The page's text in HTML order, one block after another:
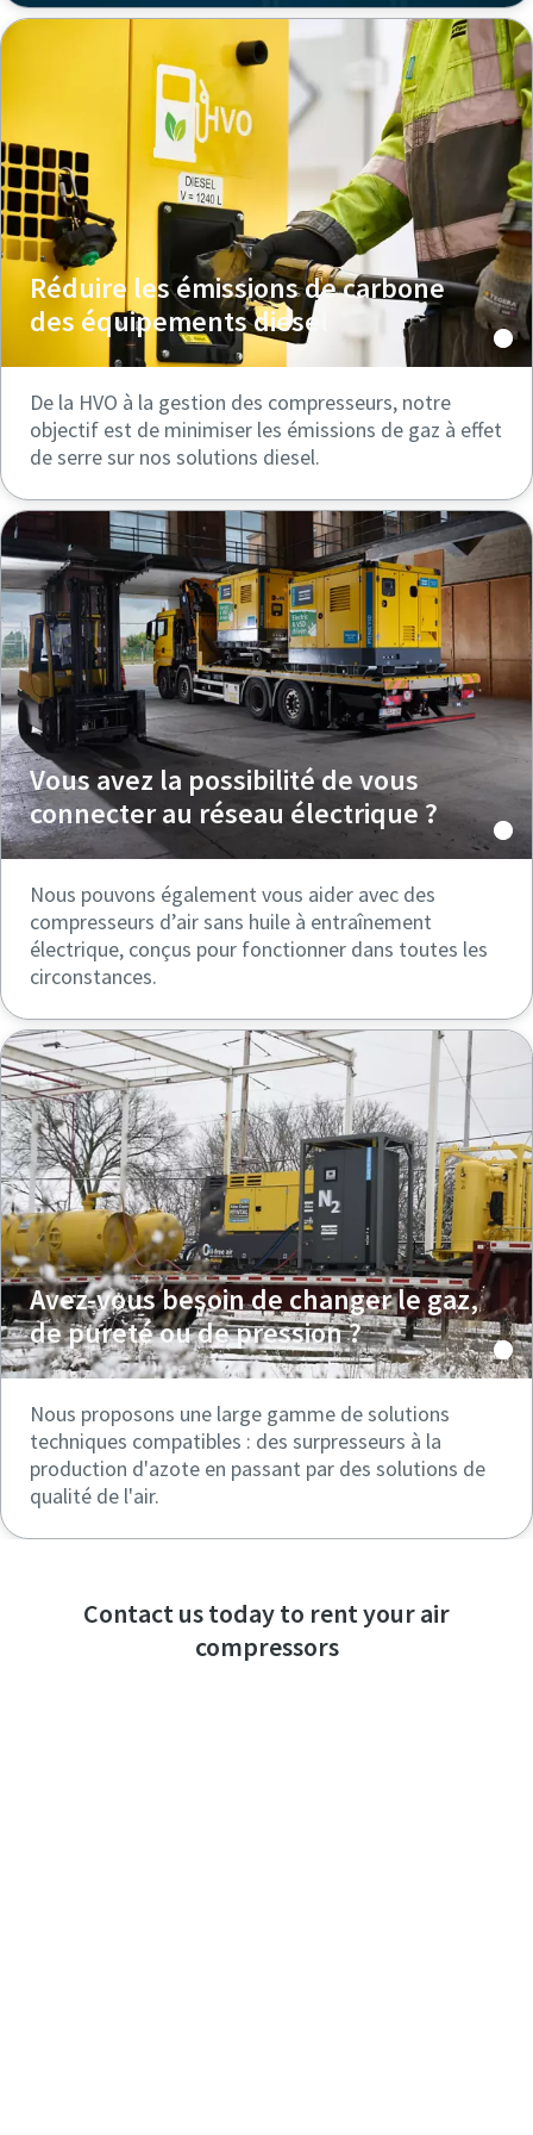
Réduire les émissions de carbone
des équipements diesel
De la HVO à la gestion des compresseurs, notre
objectif est de minimiser les émissions de gaz à effet
de serre sur nos solutions diesel.
Vous avez la possibilité de vous
connecter au réseau électrique ?
Nous pouvons également vous aider avec des
compresseurs d’air sans huile à entraînement
électrique, conçus pour fonctionner dans toutes les
circonstances.
Avez-vous besoin de changer le gaz,
de pureté ou de pression ?
Nous proposons une large gamme de solutions
techniques compatibles : des surpresseurs à la
production d'azote en passant par des solutions de
qualité de l'air.
Contact us today to rent your air
compressors